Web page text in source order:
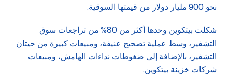
نحو 900 مليار دولار من قيمتها السوقية.
شكلت بيتكوين وحدها أكثر من 80% من تراجعات سوق
التشفير، وسط عملية تصحيح عنيفة، ومبيعات كبيرة من حيتان
التشفير، بالإضافة إلى ضغوطات نداءات الهامش، ومبيعات
شركات خزينة بيتكوين.